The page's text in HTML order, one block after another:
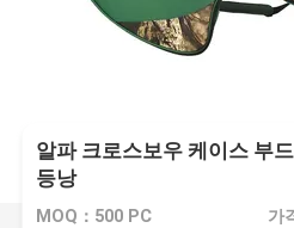
알파 크로스보우 케이스 부
등낭
MOQ：500 PC 가